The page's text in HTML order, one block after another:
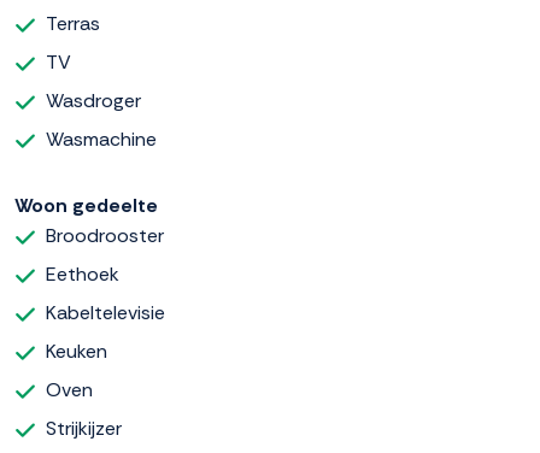
Terras
TV
Wasdroger
Wasmachine
Woon gedeelte
Broodrooster
Eethoek
Kabeltelevisie
Keuken
Oven
Strijkijzer